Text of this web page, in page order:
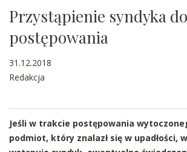
Przystąpienie syndyka do
postępowania
31.12.2018
Redakcja
Jeśli w trakcie postępowania
podmiot, który znalazł się w upadłości,